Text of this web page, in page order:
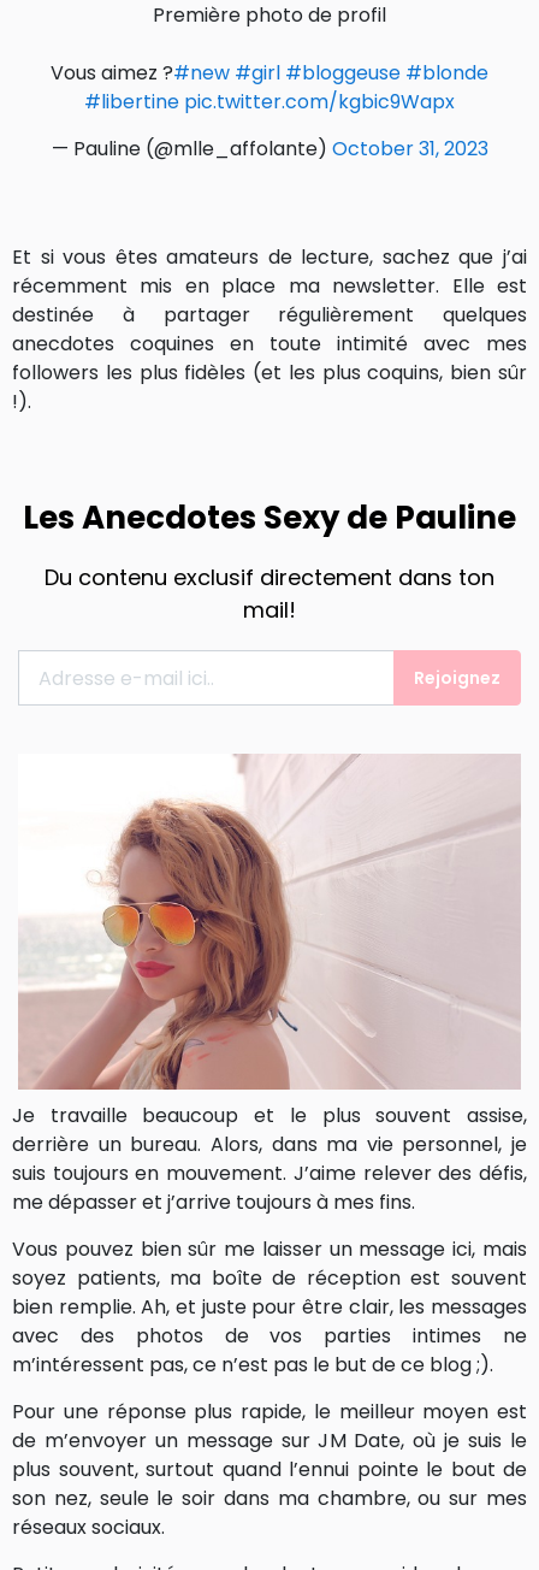
Première photo de profil
Vous aimez ?#new #girl #bloggeuse #blonde
#libertine pic.twitter.com/kgbic9Wapx
— Pauline (@mlle_affolante) October 31, 2023
Et si vous êtes amateurs de lecture, sachez que j’ai
récemment mis en place ma newsletter. Elle est
destinée à partager régulièrement quelques
anecdotes coquines en toute intimité avec mes
followers les plus fidèles (et les plus coquins, bien sûr
!).
Les Anecdotes Sexy de Pauline
Du contenu exclusif directement dans ton
mail!
Rejoignez
Je travaille beaucoup et le plus souvent assise,
derrière un bureau. Alors, dans ma vie personnel, je
suis toujours en mouvement. J’aime relever des défis,
me dépasser et j’arrive toujours à mes fins.
Vous pouvez bien sûr me laisser un message ici, mais
soyez patients, ma boîte de réception est souvent
bien remplie. Ah, et juste pour être clair, les messages
avec des photos de vos parties intimes ne
m’intéressent pas, ce n’est pas le but de ce blog ;).
Pour une réponse plus rapide, le meilleur moyen est
de m’envoyer un message sur JM Date, où je suis le
plus souvent, surtout quand l’ennui pointe le bout de
son nez, seule le soir dans ma chambre, ou sur mes
réseaux sociaux.